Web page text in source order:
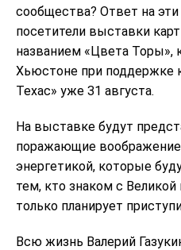
сообщества? Ответ на
посетители выставки
названием «Цвета Торы»,
Хьюстоне при поддержке
Техас» уже 31 августа.
На выставке будут
поражающие
энергетикой, которые
тем, кто знаком с Великой
только планирует
Всю жизнь Валерий